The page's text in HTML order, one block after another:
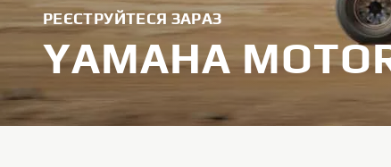
РЕЄСТРУЙТЕСЯ ЗАРАЗ
YAMAHA